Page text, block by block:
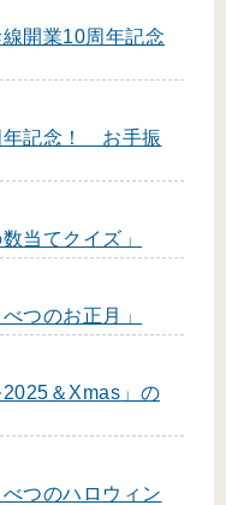
開業10周年記念
年記念！ お手振
当てクイズ」
つのお正月」
＆Xmas」の
つのハロウィン